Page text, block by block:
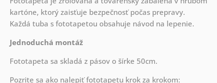
kartóne, ktorý zaisťuje bezpečnosť počas prepravy.
Každá tuba s fototapetou obsahuje návod na lepenie.
Jednoduchá montáž
Fototapeta sa skladá z pásov o šírke 50cm.
Pozrite sa ako nalepiť fototapetu krok za krokom: